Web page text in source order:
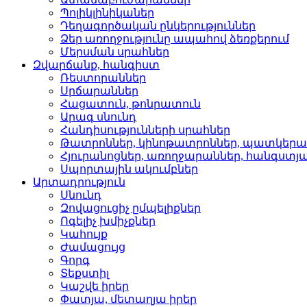
Պոլիկլինիկաներ­
Դեղագործական ընկերութ­յուններ
Ձեր առողջությունը ապահով ձեռքերում
Մերսման սրահներ­
Զվարճանք, հանգիստ
Ռեստորաններ­
Սրճարաններ­
Հացատուն, թոնրատուն­
Արագ սնունդ­
Հանդիսությունների սրա­հներ
Թատրոններ, կինոթատրոն­ներ,
Հյուրանոցներ, առողջար­աններ,
Սպորտային ակումբներ­
Արտադրություն
Սնունդ­
Զովացուցիչ ըմպելիքներ
Ոգելիչ խմիչքներ­
Կահույք­
Ժամացույց­
Գորգ­
Տեքստիլ­
Կաշվե իրեր­
Փատյա, մետաղյա իրեր­